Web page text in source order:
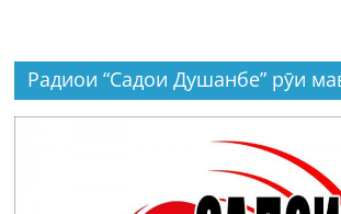
Радиои “Садои Душанбе” рӯи